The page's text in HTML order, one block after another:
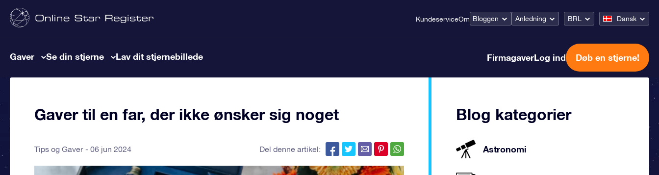
KundeserviceOm Bloggen Anledning BRL Dansk
Gaver Se din stjerne Lav dit stjernebillede FirmagaverLog ind Døb en stjerne!
Gaver til en far, der ikke ønsker sig noget
Tips og Gaver 06 jun 2024 Del denne artikel:
Blog kategorier
Astronomi